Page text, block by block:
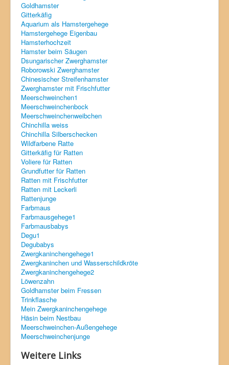
Chinchilla
Ratten
Farbmäuse
Degu
Zwergkaninchen
Goldhamster
Gitterkäfig
Aquarium als Hamstergehege
Hamstergehege Eigenbau
Hamsterhochzeit
Hamster beim Säugen
Dsungarischer Zwerghamster
Roborowski Zwerghamster
Chinesischer Streifenhamster
Zwerghamster mit Frischfutter
Meerschweinchen1
Meerschweinchenbock
Meerschweinchenweibchen
Chinchilla weiss
Chinchilla Silberschecken
Wildfarbene Ratte
Gitterkäfig für Ratten
Voliere für Ratten
Grundfutter für Ratten
Ratten mit Frischfutter
Ratten mit Leckerli
Rattenjunge
Farbmaus
Farbmausgehege1
Farbmausbabys
Degu1
Degubabys
Zwergkaninchengehege1
Zwergkaninchen und Wasserschildkröte
Zwergkaninchengehege2
Löwenzahn
Goldhamster beim Fressen
Trinkflasche
Mein Zwergkaninchengehege
Häsin beim Nestbau
Meerschweinchen-Außengehege
Meerschweinchenjunge
Weitere Links